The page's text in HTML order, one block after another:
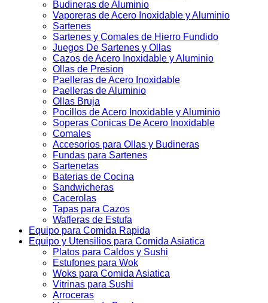
Budineras de Aluminio
Vaporeras de Acero Inoxidable y Aluminio
Sartenes
Sartenes y Comales de Hierro Fundido
Juegos De Sartenes y Ollas
Cazos de Acero Inoxidable y Aluminio
Ollas de Presion
Paelleras de Acero Inoxidable
Paelleras de Aluminio
Ollas Bruja
Pocillos de Acero Inoxidable y Aluminio
Soperas Conicas De Acero Inoxidable
Comales
Accesorios para Ollas y Budineras
Fundas para Sartenes
Sartenetas
Baterias de Cocina
Sandwicheras
Cacerolas
Tapas para Cazos
Wafleras de Estufa
Equipo para Comida Rapida
Equipo y Utensilios para Comida Asiatica
Platos para Caldos y Sushi
Estufones para Wok
Woks para Comida Asiatica
Vitrinas para Sushi
Arroceras